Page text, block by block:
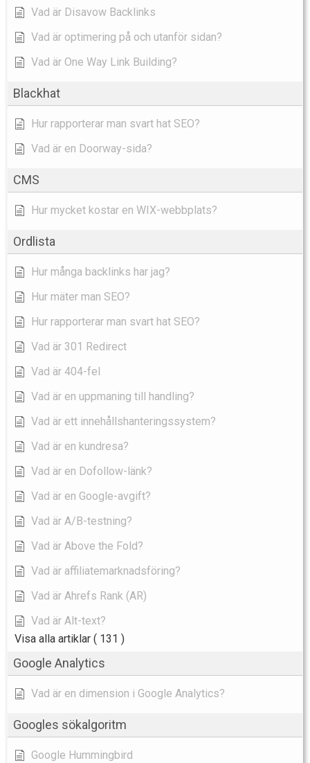
Vad är Disavow Backlinks
Vad är optimering på och utanför sidan?
Vad är One Way Link Building?
Blackhat
Hur rapporterar man svart hat SEO?
Vad är en Doorway-sida?
CMS
Hur mycket kostar en WIX-webbplats?
Ordlista
Hur många backlinks har jag?
Hur mäter man SEO?
Hur rapporterar man svart hat SEO?
Vad är 301 Redirect
Vad är 404-fel
Vad är en uppmaning till handling?
Vad är ett innehållshanteringssystem?
Vad är en kundresa?
Vad är en Dofollow-länk?
Vad är en Google-avgift?
Vad är A/B-testning?
Vad är Above the Fold?
Vad är affiliatemarknadsföring?
Vad är Ahrefs Rank (AR)
Vad är Alt-text?
Visa alla artiklar ( 131 )
Google Analytics
Vad är en dimension i Google Analytics?
Googles sökalgoritm
Google Hummingbird